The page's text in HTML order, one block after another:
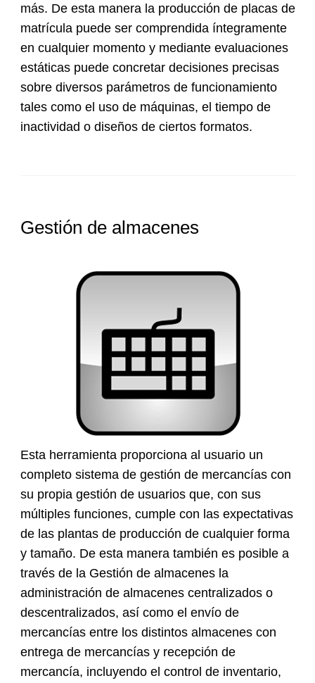
más. De esta manera la producción de placas de
matrícula puede ser comprendida íntegramente
en cualquier momento y mediante evaluaciones
estáticas puede concretar decisiones precisas
sobre diversos parámetros de funcionamiento
tales como el uso de máquinas, el tiempo de
inactividad o diseños de ciertos formatos.
Gestión de almacenes
Esta herramienta proporciona al usuario un
completo sistema de gestión de mercancías con
su propia gestión de usuarios que, con sus
múltiples funciones, cumple con las expectativas
de las plantas de producción de cualquier forma
y tamaño. De esta manera también es posible a
través de la Gestión de almacenes la
administración de almacenes centralizados o
descentralizados, así como el envío de
mercancías entre los distintos almacenes con
entrega de mercancías y recepción de
mercancía, incluyendo el control de inventario,